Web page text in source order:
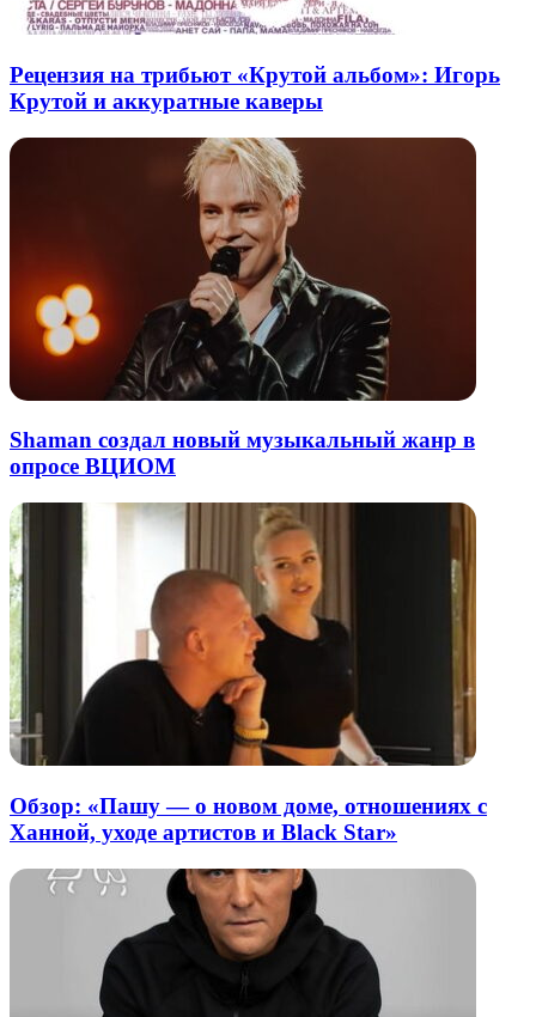
Рецензия на трибьют «Крутой альбом»: Игорь
Крутой и аккуратные каверы
Shaman создал новый музыкальный жанр в
опросе ВЦИОМ
Обзор: «Пашу — о новом доме, отношениях с
Ханной, уходе артистов и Black Star»